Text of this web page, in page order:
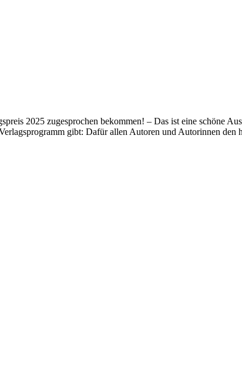
2025 zugesprochen bekommen! – Das ist eine schöne
gibt: Dafür allen Autoren und Autorinnen